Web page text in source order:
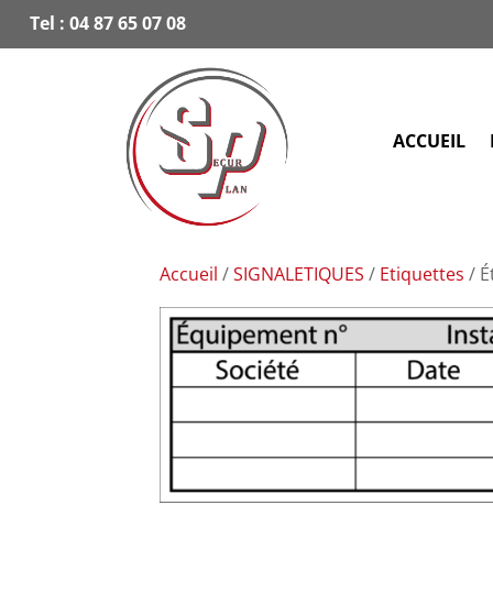
Tel : 04 87 65 07 08
ACCUEIL
Accueil /SIGNALETIQUES / Etiquettes /